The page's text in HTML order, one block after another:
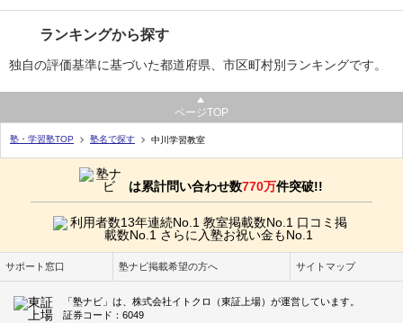
ランキングから探す
独自の評価基準に基づいた都道府県、市区町村別ランキングです。
ページTOP
塾・学習塾TOP 塾名で探す 中川学習教室
は累計問い合わせ数770万件突破!!
サポート窓口 塾ナビ掲載希望の方へ サイトマップ
「塾ナビ」は、株式会社イトクロ（東証上場）が運営しています。
証券コード：6049